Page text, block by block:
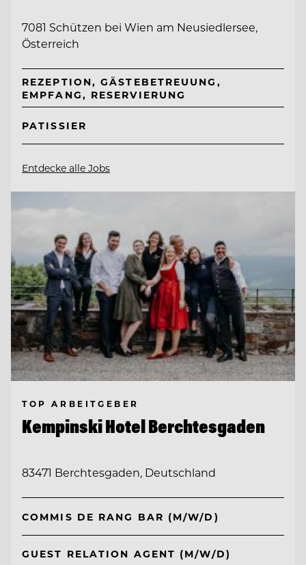
7081 Schützen bei Wien am Neusiedlersee,
Österreich
REZEPTION, GÄSTEBETREUUNG,
EMPFANG, RESERVIERUNG
PATISSIER
Entdecke alle Jobs
TOP ARBEITGEBER
Kempinski Hotel Berchtesgaden
83471 Berchtesgaden, Deutschland
COMMIS DE RANG BAR (M/W/D)
GUEST RELATION AGENT (M/W/D)